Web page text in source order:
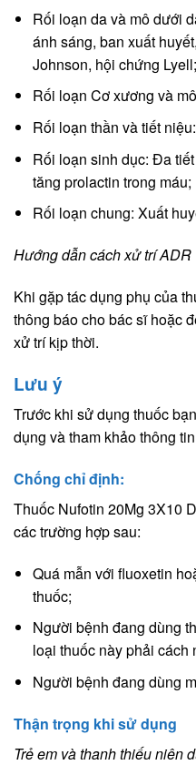
Rối loạn da và mô dưới
ánh sáng, ban xuất
Johnson, hội chứng Lyell;
Rối loạn Cơ xương và
Rối loạn thần và tiết
Rối loạn sinh dục: Đa
tăng prolactin trong máu;
Rối loạn chung: Xuất
Hướng dẫn cách xử trí ADR
Khi gặp tác dụng phụ của
thông báo cho bác sĩ hoặc
xử trí kịp thời.
Lưu ý
Trước khi sử dụng thuốc
dụng và tham khảo thông
Chống chỉ định:
Thuốc Nufotin 20Mg 3X10
các trường hợp sau:
Quá mẫn với fluoxetin
thuốc;
Người bệnh đang dùng
loại thuốc này phải cách
Người bệnh đang dùng
Thận trọng khi sử dụng
Trẻ em và thanh thiếu niên